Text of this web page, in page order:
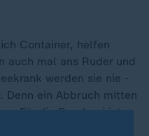
Container, helfen
auch mal ans Ruder und
werden sie nie -
Denn ein Abbruch mitten
Für die Reederei ist
wichtige Möglichkeit,